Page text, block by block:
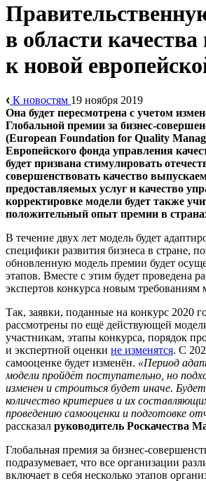
в области
к новой
К новостям 19 ноября 2019
Она будет пересмотрена с учетом
Глобальной премии за бизнес-
(European Foundation for Quality
Европейского фонда управления
будет призвана стимулировать
совершенствовать качество
предоставляемых услуг и качество
корректировке модели будет также
положительный опыт премии в
В течение двух лет модель будет
специфики развития бизнеса в стране,
обновленную модель премии будет
этапов. Вместе с этим будет проведена
экспертов конкурса новым требованиям
Так, заявки, поданные на конкурс 2020
рассмотрены по ещё действующей
участникам, этапы конкурса, порядок
и экспертной оценки не изменятся. С
самооценке будет изменён. «Период
модели пройдёт поступательно, но
изменен и строиться будет иначе.
количество критериев и их
проведению самооценки и подготовке
рассказал руководитель Роскачества
Глобальная премия за бизнес-
подразумевает, что все организации
включает в себя несколько этапов